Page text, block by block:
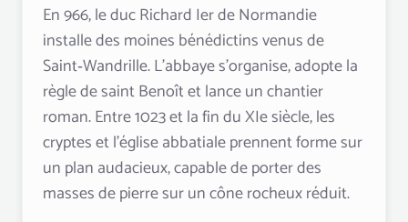
En 966, le duc Richard Ier de Normandie
installe des moines bénédictins venus de
Saint‑Wandrille. L’abbaye s’organise, adopte la
règle de saint Benoît et lance un chantier
roman. Entre 1023 et la fin du XIe siècle, les
cryptes et l’église abbatiale prennent forme sur
un plan audacieux, capable de porter des
masses de pierre sur un cône rocheux réduit.